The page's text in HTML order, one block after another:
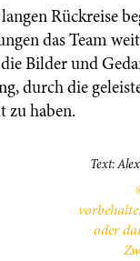
Rückreise
das Team
Bilder und
durch die
zu haben.
Text:
oder